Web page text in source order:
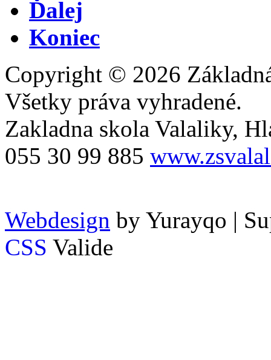
Ďalej
Koniec
Copyright © 2026
Všetky práva vyhradené.
Zakladna skola Valaliky,
055 30 99 885
Webdesign by Yurayqo |
CSS Valide